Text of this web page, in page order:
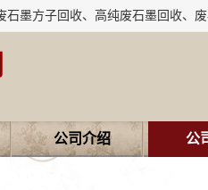
公司介绍 公